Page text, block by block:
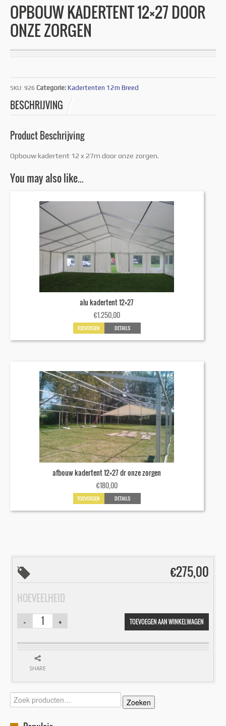
OPBOUW KADERTENT 12×27 DOOR
ONZE ZORGEN
SKU: 926 Categorie: Kadertenten 12m Breed
BESCHRIJVING
Product Beschrijving
Opbouw kadertent 12 x 27m door onze zorgen.
You may also like…
alu kadertent 12×27
€1.250,00
TOEVOEGEN DETAILS
afbouw kadertent 12×27 dr onze zorgen
€180,00
TOEVOEGEN DETAILS
€275,00
HOEVEELHEID
TOEVOEGEN AAN WINKELWAGEN
SHARE
Zoeken
naar:
Zoeken